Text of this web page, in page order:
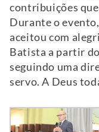
contribuições
Durante o
aceitou com
Batista a partir
seguindo uma
servo. A Deus